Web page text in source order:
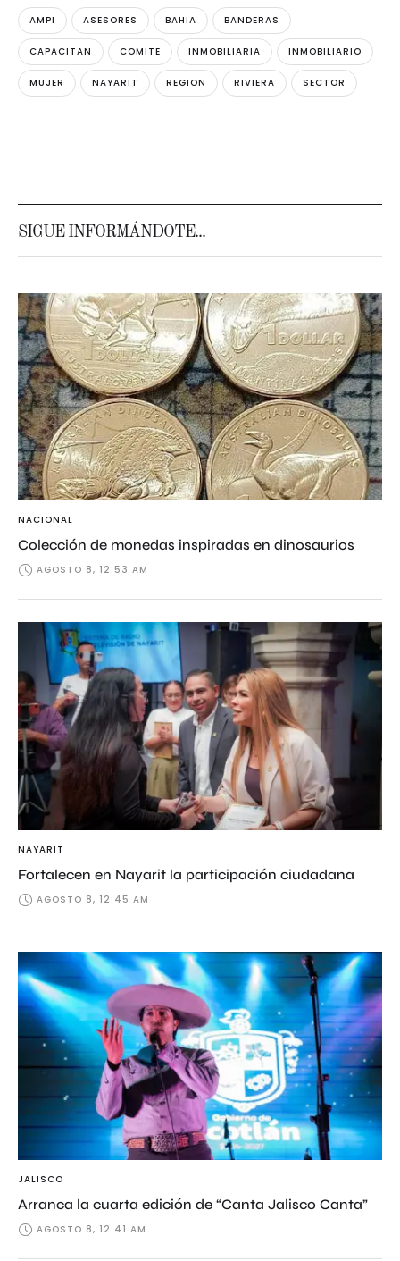
AMPI ASESORES BAHIA BANDERAS
CAPACITAN COMITE INMOBILIARIA INMOBILIARIO
MUJER NAYARIT REGION RIVIERA SECTOR
SIGUE INFORMÁNDOTE...
NACIONAL
Colección de monedas inspiradas en dinosaurios
AGOSTO 8, 12:53 AM
NAYARIT
Fortalecen en Nayarit la participación ciudadana
AGOSTO 8, 12:45 AM
JALISCO
Arranca la cuarta edición de “Canta Jalisco Canta”
AGOSTO 8, 12:41 AM